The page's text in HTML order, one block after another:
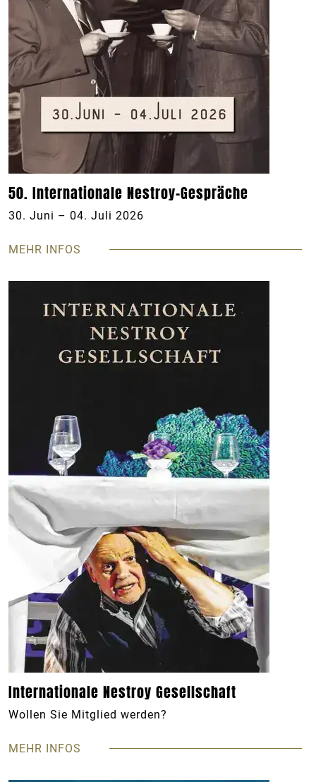
50. Internationale Nestroy-Gespräche
30. Juni – 04. Juli 2026
MEHR INFOS
Internationale Nestroy Gesellschaft
Wollen Sie Mitglied werden?
MEHR INFOS